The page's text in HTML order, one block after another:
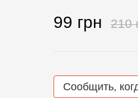
99 грн 210
Сообщить,